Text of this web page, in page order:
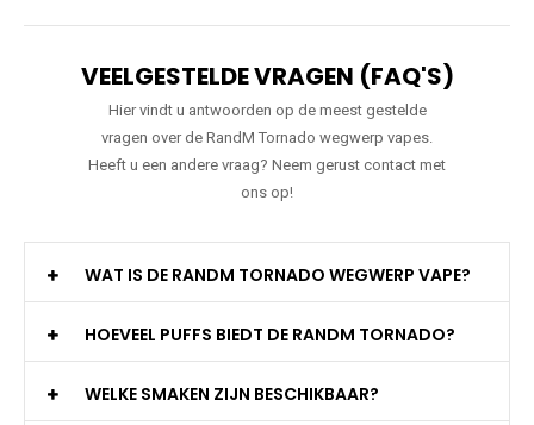
VEELGESTELDE VRAGEN (FAQ'S)
Hier vindt u antwoorden op de meest gestelde
vragen over de RandM Tornado wegwerp vapes.
Heeft u een andere vraag? Neem gerust contact met
ons op!
WAT IS DE RANDM TORNADO WEGWERP VAPE?
HOEVEEL PUFFS BIEDT DE RANDM TORNADO?
WELKE SMAKEN ZIJN BESCHIKBAAR?